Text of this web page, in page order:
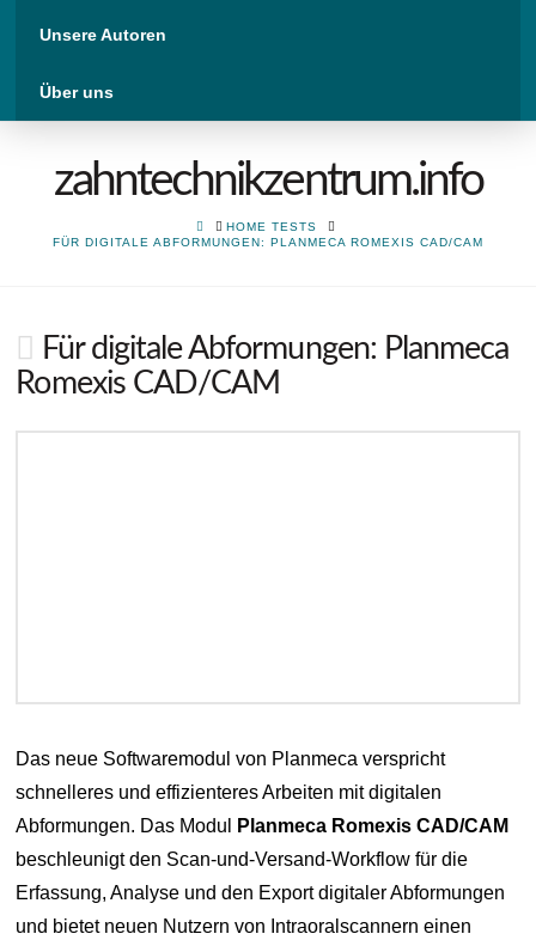
Unsere Autoren
Über uns
zahntechnikzentrum.info
HOMEHOME TESTS
FÜR DIGITALE ABFORMUNGEN: PLANMECA ROMEXIS CAD/CAM
Für digitale Abformungen: Planmeca
Romexis CAD/CAM
Das neue Softwaremodul von Planmeca verspricht
schnelleres und effizienteres Arbeiten mit digitalen
Abformungen. Das Modul
Planmeca Romexis CAD/CAM
beschleunigt den Scan-und-Versand-Workflow für die
Erfassung, Analyse und den Export digitaler Abformungen
und bietet neuen Nutzern von Intraoralscannern einen